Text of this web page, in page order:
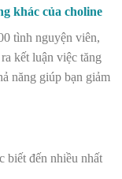
khác của choline
tình nguyện viên,
kết luận việc tăng
năng giúp bạn giảm
biết đến nhiều nhất